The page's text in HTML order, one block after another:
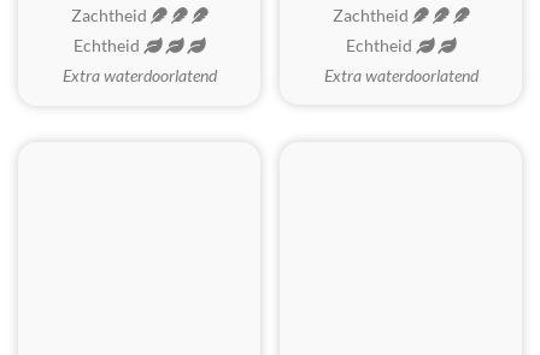
Zachtheid
Echtheid
Extra waterdoorlatend
Zachtheid
Echtheid
Extra waterdoorlatend